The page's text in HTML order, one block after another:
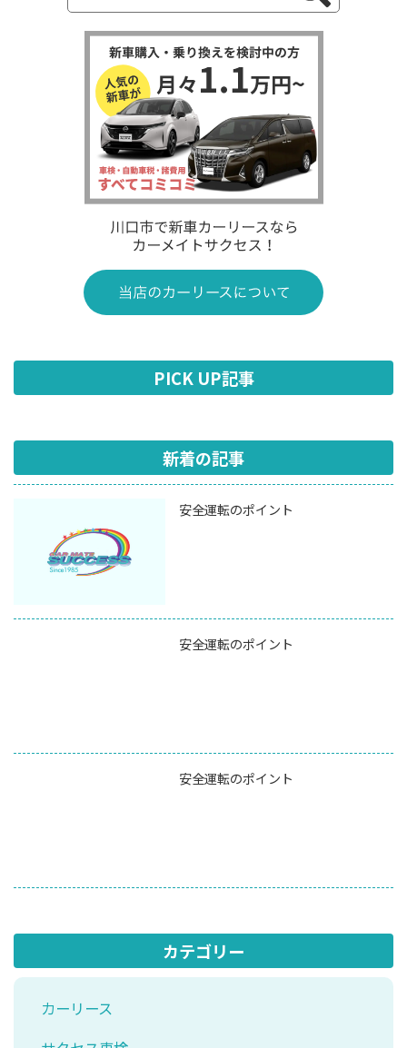
PICK UP記事
新着の記事
安全運転のポイント
安全運転のポイント
安全運転のポイント
カテゴリー
カーリース